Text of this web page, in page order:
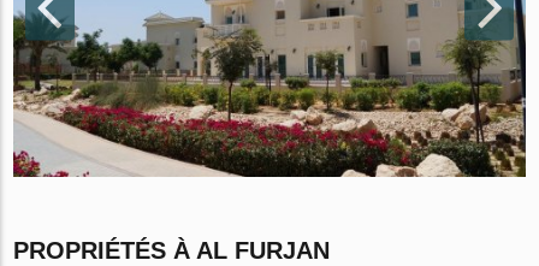
PROPRIÉTÉS À AL FURJAN